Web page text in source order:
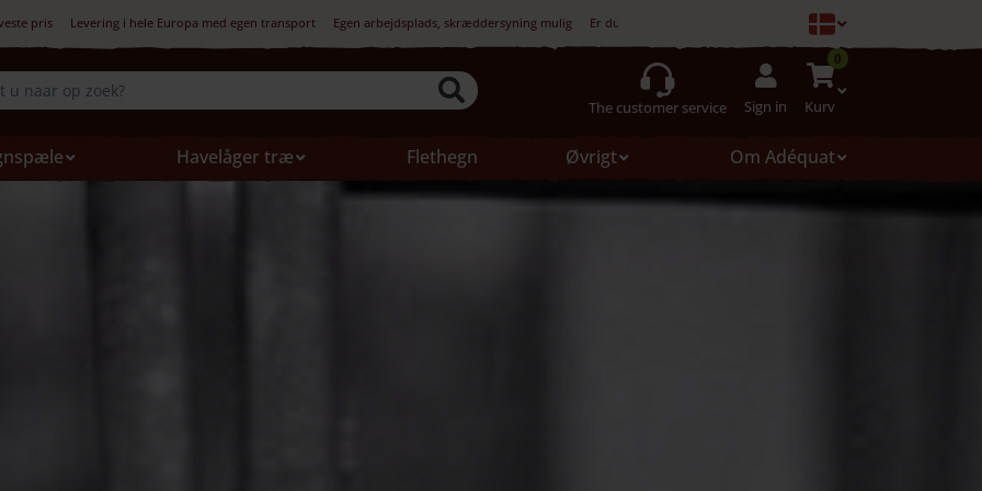
pris Levering i hele Europa med egen transport Egen arbejdsplads, skræddersyning mulig Er du ikke tilfreds, er køb ikke forpligtet
The customer service Sign in
0
Kurv
Havelåger træ
Flethegn
Øvrigt
Om Adéquat